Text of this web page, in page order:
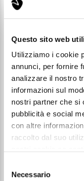
Questo sito web
Utilizziamo i cookie
annunci, per fornire
analizzare il nostro
informazioni sul
nostri partner che si
pubblicità e social
con altre
raccolto dal suo
delNecessario
Prezzo di listino:
€ 63,63 € 49,99
Purtroppo
tornerà
contattaci
Facebook